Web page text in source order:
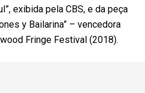
exibida pela CBS, e da peça
y Bailarina” – vencedora
Fringe Festival (2018).